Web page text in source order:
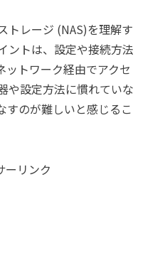
トレージ (NAS)を理解す
ントは、設定や接続方法
ットワーク経由でアクセ
や設定方法に慣れていな
すのが難しいと感じるこ
ーリンク